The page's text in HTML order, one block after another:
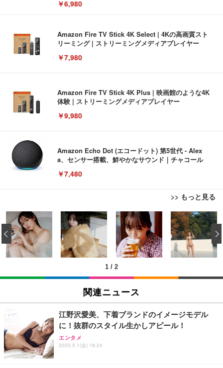
￥6,980
Amazon Fire TV Stick 4K Select | 4Kの高画質スト
リーミング | ストリーミングメディアプレイヤー
￥7,980
Amazon Fire TV Stick 4K Plus | 映画館のような4K
体験 | ストリーミングメディアプレイヤー
￥9,980
Amazon Echo Dot (エコードット) 第5世代 - Alex
a、センサー搭載、鮮やかなサウンド｜チャコール
￥7,480
>> もっと見る
[EdoErgo] オフィスチェア 椅子 テレワーク 疲れな
い 跳ね上げ式アームレスト コンパクト 約105度ロッ
キング pc 事務椅子 360度回転 座面昇降 強化ナイロ
ン樹脂ベース 通気性メッシュ 在宅ワーク H-WY01
(黒網+黒枠+黒足)
￥5,699
SIHOO B100 オフィスチェア／デスクチェア メッシ
ュチェア 人間工学 疲れない ブラック
￥27,999
Sezlife オフィスチェア デスクチェア 疲れない テレ
ワーク チェア 強化バックレスト 30度ロッキング機
能 人間工学 椅子 腰サポート 90度跳ね上げ式アーム
EIZO ビジネス向けプレミアムモニター | FlexScan
EV3240X-WT | 31.5型4K UHD・USB Type-C・ホワ
イト
￥105,595
EIZO ビジネス向けプレミアムモニター | FlexScan
￥109,572
【純正品】27"ゲーミングモニター DualSense 充電
フック付き（CFI-ZDM1J）
Amazonベーシック ペットシーツ 薄型 レギュラー 1
回使い捨て 無香料 ホワイト 300枚
￥3,373
Amazonベーシック ペットシーツ 厚型 ワイド 42枚
x2袋(84枚) ホワイト(吸収面:ライトブルー)
￥3,234
ネオ・ルーライフ ネオ・オムツ L 中型犬用 26枚入
り 単品
1 / 2
‹
関連ニュース
江野沢愛美、下着ブランドのイメージモデル
に！抜群のスタイル生かしアピール！
エンタメ
2020.5.1(金) 18:24